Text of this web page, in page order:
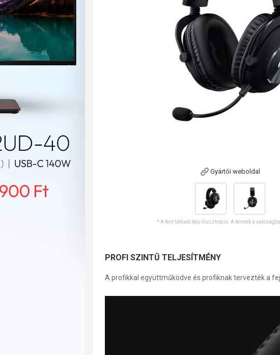
Gyártói weboldal
* A fent látható kép illusztráció. A termék a
PROFI SZINTŰ TELJESÍTMÉNY
A profikkal együttműködve és profiknak tervezték a